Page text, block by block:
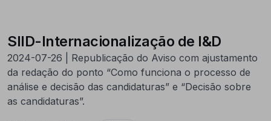
SIID-Internacionalização de I&D
2024-07-26 | Republicação do Aviso com ajustamento
da redação do ponto “Como funciona o processo de
análise e decisão das candidaturas” e “Decisão sobre
as candidaturas”.